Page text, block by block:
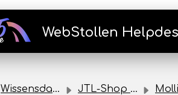
WebStollen
Wissensdatenbank JTL-Shop Plugins